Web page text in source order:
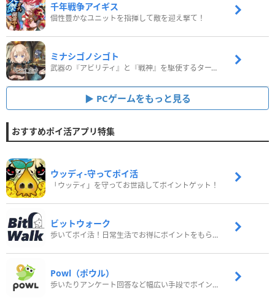
千年戦争アイギス
個性豊かなユニットを指揮して敵を迎え撃て！
ミナシゴノシゴト
武器の『アビリティ』と『戦神』を駆使するターン制コマンドバトルRPG！
PCゲームをもっと見る
おすすめポイ活アプリ特集
ウッディ‐守ってポイ活
「ウッディ」を守ってお世話してポイントゲット！
ビットウォーク
歩いてポイ活！日常生活でお得にポイントをもらおう
Powl（ポウル）
歩いたりアンケート回答など幅広い手段でポイントをゲット